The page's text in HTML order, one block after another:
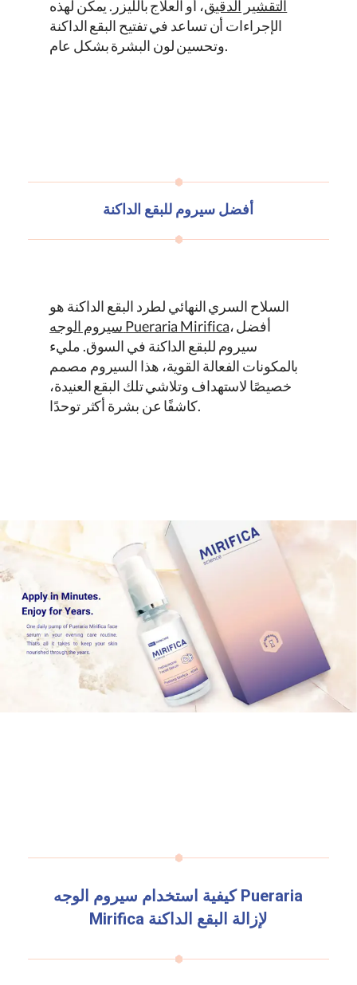
التقشير الدقيق، أو العلاج بالليزر. يمكن لهذه
الإجراءات أن تساعد في تفتيح البقع الداكنة
وتحسين لون البشرة بشكل عام.
أفضل سيروم للبقع الداكنة
السلاح السري النهائي لطرد البقع الداكنة هو
Pueraria Mirifica، أفضل
سيروم للبقع الداكنة في السوق. مليء
بالمكونات الفعالة القوية، هذا السيروم مصمم
خصيصًا لاستهداف وتلاشي تلك البقع العنيدة،
كاشفًا عن بشرة أكثر توحدًا.
كيفية استخدام سيروم الوجهPueraria
Mirifica لإزالة البقع الداكنة